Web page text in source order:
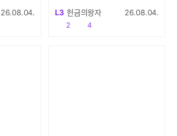
26.08.04. L3 헌금의왕자 26.08.04.
공감
2 4